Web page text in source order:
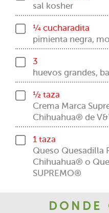
sal kosher
¼ cucharadita
pimienta negra,
3
huevos grandes,
½ taza
Crema Marca
Chihuahua® de
1 taza
Queso Quesadilla
Chihuahua® o
SUPREMO®
DONDE